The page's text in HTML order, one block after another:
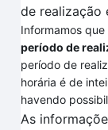
de realização
Informamos
período de
período de
horária é de
havendo
As